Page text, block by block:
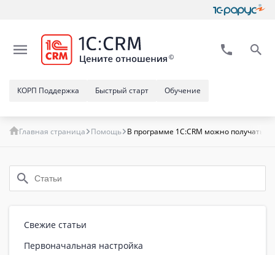
Обучение
Быстрый старт
КОРП Поддержка
Главная страница Помощь В программе 1C:CRM можно получать
Свежие статьи
Первоначальная настройка